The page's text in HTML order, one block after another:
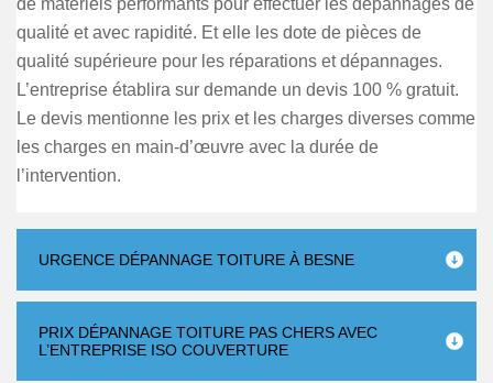
de matériels performants pour effectuer les dépannages de
qualité et avec rapidité. Et elle les dote de pièces de
qualité supérieure pour les réparations et dépannages.
L’entreprise établira sur demande un devis 100 % gratuit.
Le devis mentionne les prix et les charges diverses comme
les charges en main-d’œuvre avec la durée de
l’intervention.
URGENCE DÉPANNAGE TOITURE À BESNE
PRIX DÉPANNAGE TOITURE PAS CHERS AVEC
L’ENTREPRISE ISO COUVERTURE